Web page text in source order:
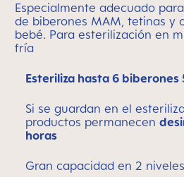
Especialmente adecuado
de biberones MAM, tetinas y
bebé. Para esterilización en
fría
Esteriliza hasta 6 biberones
Si se guardan en el
productos permanecen
horas
Gran capacidad en 2 niveles